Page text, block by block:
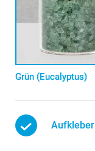
Grün (Eucalyptus)
Aufkleber